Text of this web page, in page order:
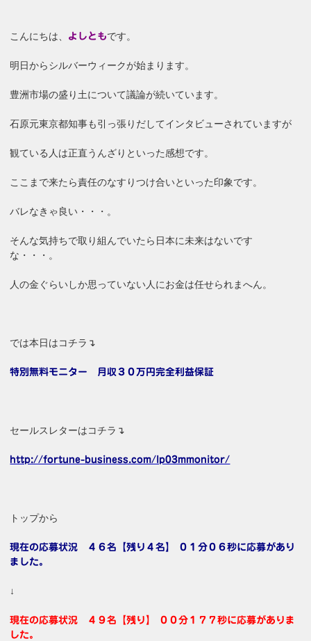
こんにちは、 よしともです。
明日からシルバーウィークが始まります。
豊洲市場の盛り土について議論が続いています。
石原元東京都知事も引っ張りだしてインタビューされていますが
観ている人は正直うんざりといった感想です。
ここまで来たら責任のなすりつけ合いといった印象です。
バレなきゃ良い・・・。
そんな気持ちで取り組んでいたら日本に未来はないです
な・・・。
人の金ぐらいしか思っていない人にお金は任せられまへん。
では本日はコチラ↴
特別無料モニター 月収３０万円完全利益保証
セールスレターはコチラ↴
http://fortune-business.com/lp03mmonitor/
トップから
現在の応募状況 ４６名【残り４名】 ０１分０６秒に応募があり
ました。
↓
現在の応募状況 ４９名【残り】 ００分１７７秒に応募がありま
した。